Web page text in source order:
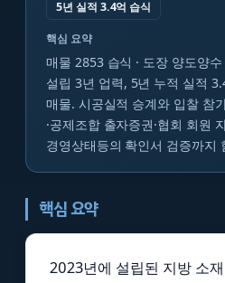
5년 실적 3.4억 습식
핵심 요약
매물 2853 습식 · 도장 양도양
설립 3년 업력, 5년 누적 실적
매물. 시공실적 승계와 입찰 참
·공제조합 출자증권·협회 회원
경영상태등의 확인서 검증까지
핵심 요약
2023년에 설립된 지방 소재